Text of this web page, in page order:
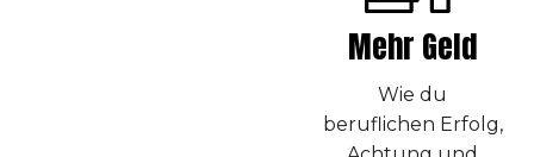
Mehr Geld
Wie du
beruflichen Erfolg,